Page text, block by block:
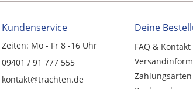
Kundenservice
Zeiten: Mo - Fr 8 -16 Uhr
09401 / 91 777 555
kontakt@trachten.de
Deine
FAQ & Kontakt
Zahlungsarten